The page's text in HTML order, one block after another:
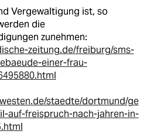
Vergewaltigung ist, so
die
zunehmen:
zeitung.de/freiburg/sms-
einer-frau-
staedte/dortmund/ge
auf-freispruch-nach-jahren-in-